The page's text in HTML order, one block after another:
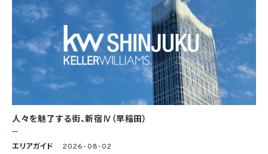
部が学術研究目的である場合を含み、個人の権利利益を不当に侵害するおそれがある
場合を除きます。）（当該個人情報取扱事業者と当該学術研究機関等が共同して学術研
究を行う場合に限ります。）
(3) 当該要配慮個人情報が、本人、国の機関、地方公共団体、学術研究機関等、個人情報
保護法第57条第1項各号に掲げる者その他個人情報保護委員会規則で定める者により
公開されている場合
(4) 本人を目視し、又は撮影することにより、その外形上明らかな要配慮個人情報を取得
する場合
(5) 第三者から要配慮個人情報の提供を受ける場合であって、当該第三者による当該提
供が第8.1項各号のいずれかに該当するとき
5.3 当社は、第三者から個人情報の提供を受けるに際しては、個人情報保護委員会規則
該個人情報の提供が第4.1項各号のいずれかに該当する場合又は第8.1項各号のいずれ
人々を魅了する街、新宿Ⅳ（早稲田）
エリアガイド 2026-08-02